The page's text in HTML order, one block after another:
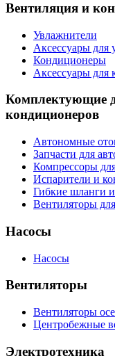
Вентиляция и
Увлажнители
Аксессуары для
Кондиционеры
Аксессуары для
Комплектующие
кондиционеров
Автономные
Запчасти для
Компрессоры
Испарители и
Гибкие шланги
Вентиляторы
Насосы
Насосы
Вентиляторы
Вентиляторы
Центробежные
Электротехника